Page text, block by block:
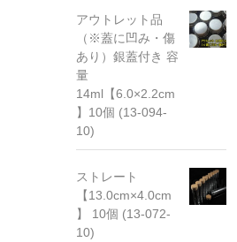
アウトレット品
（※蓋に凹み・傷
あり）銀蓋付き 容
量
14ml【6.0×2.2cm
】10個 (13-094-
10)
ストレート
【13.0cm×4.0cm
】 10個 (13-072-
10)